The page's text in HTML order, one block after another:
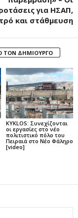
για ΗΣΑΠ,
και στάθμευση
ΤΟΝ ΔΗΜΙΟΥΡΓΟ
KYKLOS: Συνεχίζονται
οι εργασίες στο νέο
πολιτιστικό πόλο του
Πειραιά στο Νέο Φάληρο
[video]